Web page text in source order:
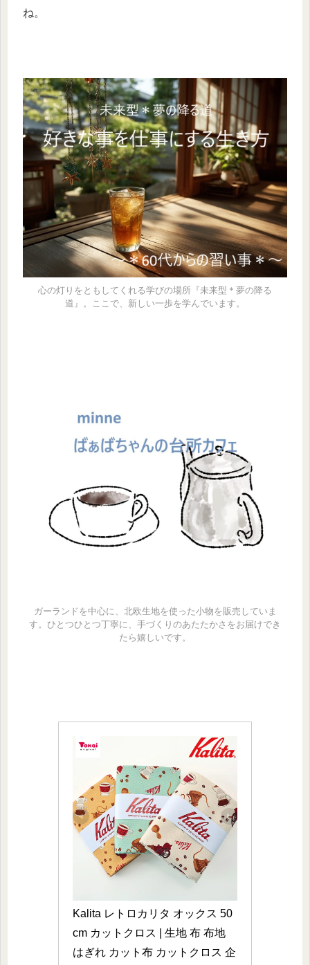
ね。
心の灯りをともしてくれる学びの場所『未来型＊夢の降る
道』。ここで、新しい一歩を学んでいます。
ガーランドを中心に、北欧生地を使った小物を販売していま
す。ひとつひとつ丁寧に、手づくりのあたたかさをお届けでき
たら嬉しいです。
Kalita レトロカリタ オックス 50
cm カットクロス | 生地 布 布地
はぎれ カット布 カットクロス 企